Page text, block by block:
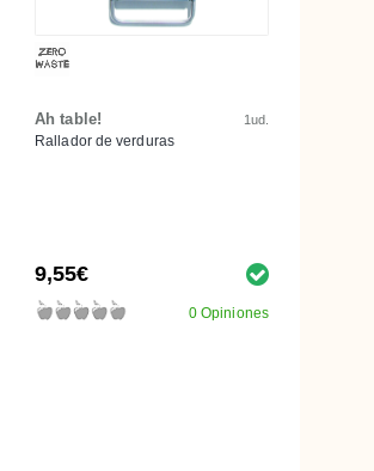
Ah table! 1ud.
Rallador de verduras
9,55€
0 Opiniones